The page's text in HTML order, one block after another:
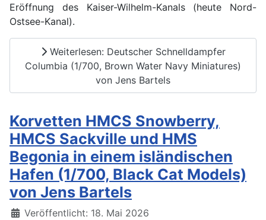
Eröffnung des Kaiser-Wilhelm-Kanals (heute Nord-
Ostsee-Kanal).
Weiterlesen: Deutscher Schnelldampfer
Columbia (1/700, Brown Water Navy Miniatures)
von Jens Bartels
Korvetten HMCS Snowberry,
HMCS Sackville und HMS
Begonia in einem isländischen
Hafen (1/700, Black Cat Models)
von Jens Bartels
Details
Veröffentlicht: 18. Mai 2026